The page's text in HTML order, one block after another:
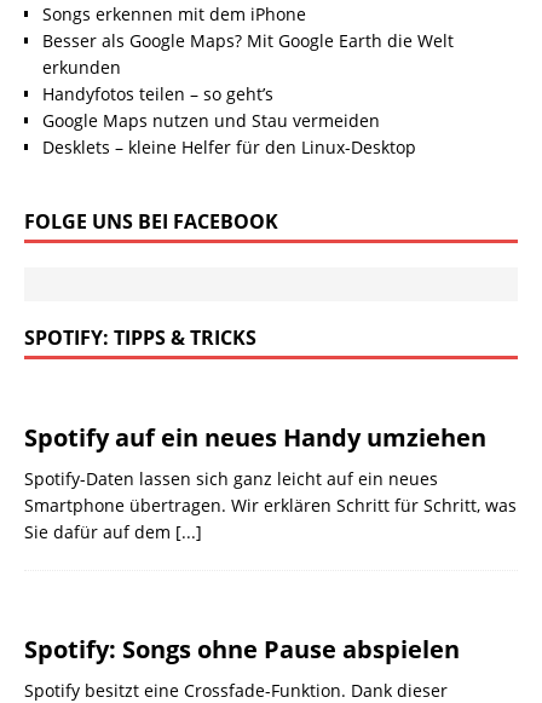
Songs erkennen mit dem iPhone
Besser als Google Maps? Mit Google Earth die Welt
erkunden
Handyfotos teilen – so geht’s
Google Maps nutzen und Stau vermeiden
Desklets – kleine Helfer für den Linux-Desktop
FOLGE UNS BEI FACEBOOK
SPOTIFY: TIPPS & TRICKS
Spotify auf ein neues Handy umziehen
Spotify-Daten lassen sich ganz leicht auf ein neues
Smartphone übertragen. Wir erklären Schritt für Schritt, was
Sie dafür auf dem [...]
Spotify: Songs ohne Pause abspielen
Spotify besitzt eine Crossfade-Funktion. Dank dieser